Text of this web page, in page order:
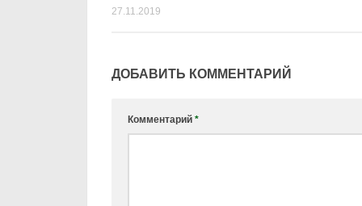
27.11.2019
ДОБАВИТЬ КОММЕНТАРИЙ
Комментарий *